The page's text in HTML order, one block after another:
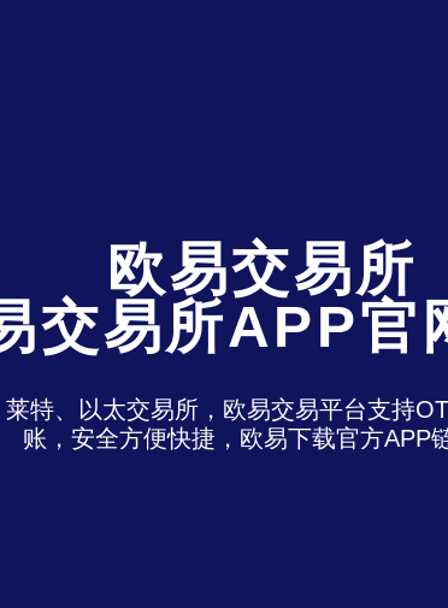
欧易交易所
交易所APP官
特、以太交易所，欧易交易平台支持
账，安全方便快捷，欧易下载官方APP